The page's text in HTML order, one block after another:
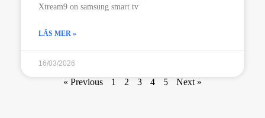
Xtream9 on samsung smart tv
LÄS MER »
16/03/2026
« Previous 1 2 3 4 5 Next »